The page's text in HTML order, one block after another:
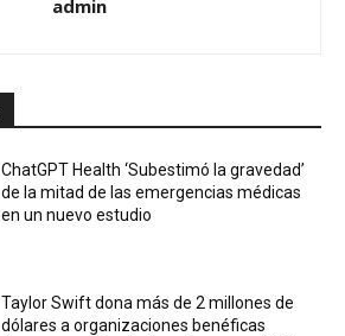
admin
ChatGPT Health ‘Subestimó la gravedad’
de la mitad de las emergencias médicas
en un nuevo estudio
Taylor Swift dona más de 2 millones de
dólares a organizaciones benéficas